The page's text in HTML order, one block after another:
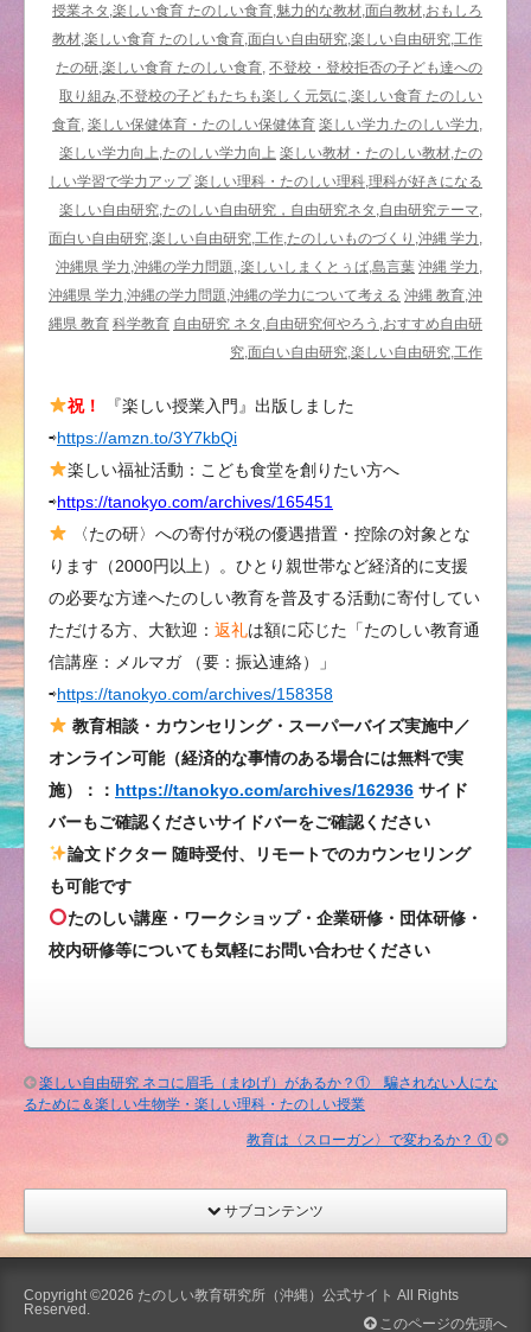
ネ
コ
に
眉
毛
（ま
ゆ
げ）
が
あ
る
か？
さ
れ
な
人
る
た
め
に
＆
楽
生
物
楽
し
の
は
授業ネタ,楽しい食育 たのしい食育,魅力的な教材,面白教材,おもしろ
教材,楽しい食育 たのしい食育,面白い自由研究,楽しい自由研究,工作
たの研,楽しい食育 たのしい食育, 不登校・登校拒否の子ども達への
取り組み,不登校の子どもたちも楽しく元気に,楽しい食育 たのしい
食育, 楽しい保健体育・たのしい保健体育 楽しい学力.たのしい学力,
楽しい学力向上,たのしい学力向上 楽しい教材・たのしい教材,たの
しい学習で学力アップ 楽しい理科・たのしい理科,理科が好きになる
楽しい自由研究,たのしい自由研究，自由研究ネタ,自由研究テーマ,
面白い自由研究,楽しい自由研究,工作,たのしいものづくり,沖縄 学力,
沖縄県 学力,沖縄の学力問題,,楽しいしまくとぅば,島言葉 沖縄 学力,
沖縄県 学力,沖縄の学力問題,沖縄の学力について考える 沖縄 教育,沖
縄県 教育 科学教育 自由研究 ネタ,自由研究何やろう,おすすめ自由研
究,面白い自由研究,楽しい自由研究,工作
祝！
『楽しい授業入門』出版しました
⇨https://amzn.to/3Y7kbQi
楽しい福祉活動：こども食堂を創りたい方へ
⇨https://tanokyo.com/archives/165451
〈たの研〉への寄付が税の優遇措置・控除の対象とな
ります（2000円以上）。ひとり親世帯など経済的に支援
の必要な方達へたのしい教育を普及する活動に寄付してい
ただける方、大歓迎： 返礼は額に応じた「たのしい教育通
信講座：メルマガ （要：振込連絡）」
⇨https://tanokyo.com/archives/158358
教育相談・カウンセリング・スーパーバイズ実施中／
オンライン可能（経済的な事情のある場合には無料で実
施）：： https://tanokyo.com/archives/162936 サイド
バーもご確認くださいサイドバーをご確認ください
論文ドクター 随時受付、リモートでのカウンセリング
も可能です
たのしい講座・ワークショップ・企業研修・団体研修・
校内研修等についても気軽にお問い合わせください
楽しい自由研究 ネコに眉毛（まゆげ）があるか？① 騙されない人にな
るために＆楽しい生物学・楽しい理科・たのしい授業
教育は〈スローガン〉で変わるか？ ①
サブコンテンツ
Copyright ©2026 たのしい教育研究所（沖縄）公式サイト All Rights
Reserved.
このページの先頭へ